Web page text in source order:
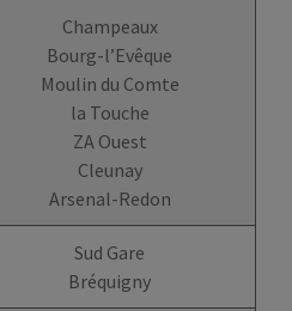
Champeaux
Bourg-l’Evêque
Moulin du Comte
la Touche
ZA Ouest
Cleunay
Arsenal-Redon
Sud Gare
Bréquigny